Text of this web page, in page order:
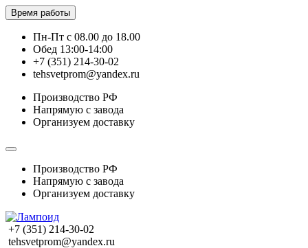
Время работы
Пн-Пт с 08.00 до 18.00
Обед 13:00-14:00
+7 (351) 214-30-02
tehsvetprom@yandex.ru
Производство РФ
Напрямую с завода
Организуем доставку
Производство РФ
Напрямую с завода
Организуем доставку
+7 (351) 214-30-02
tehsvetprom@yandex.ru